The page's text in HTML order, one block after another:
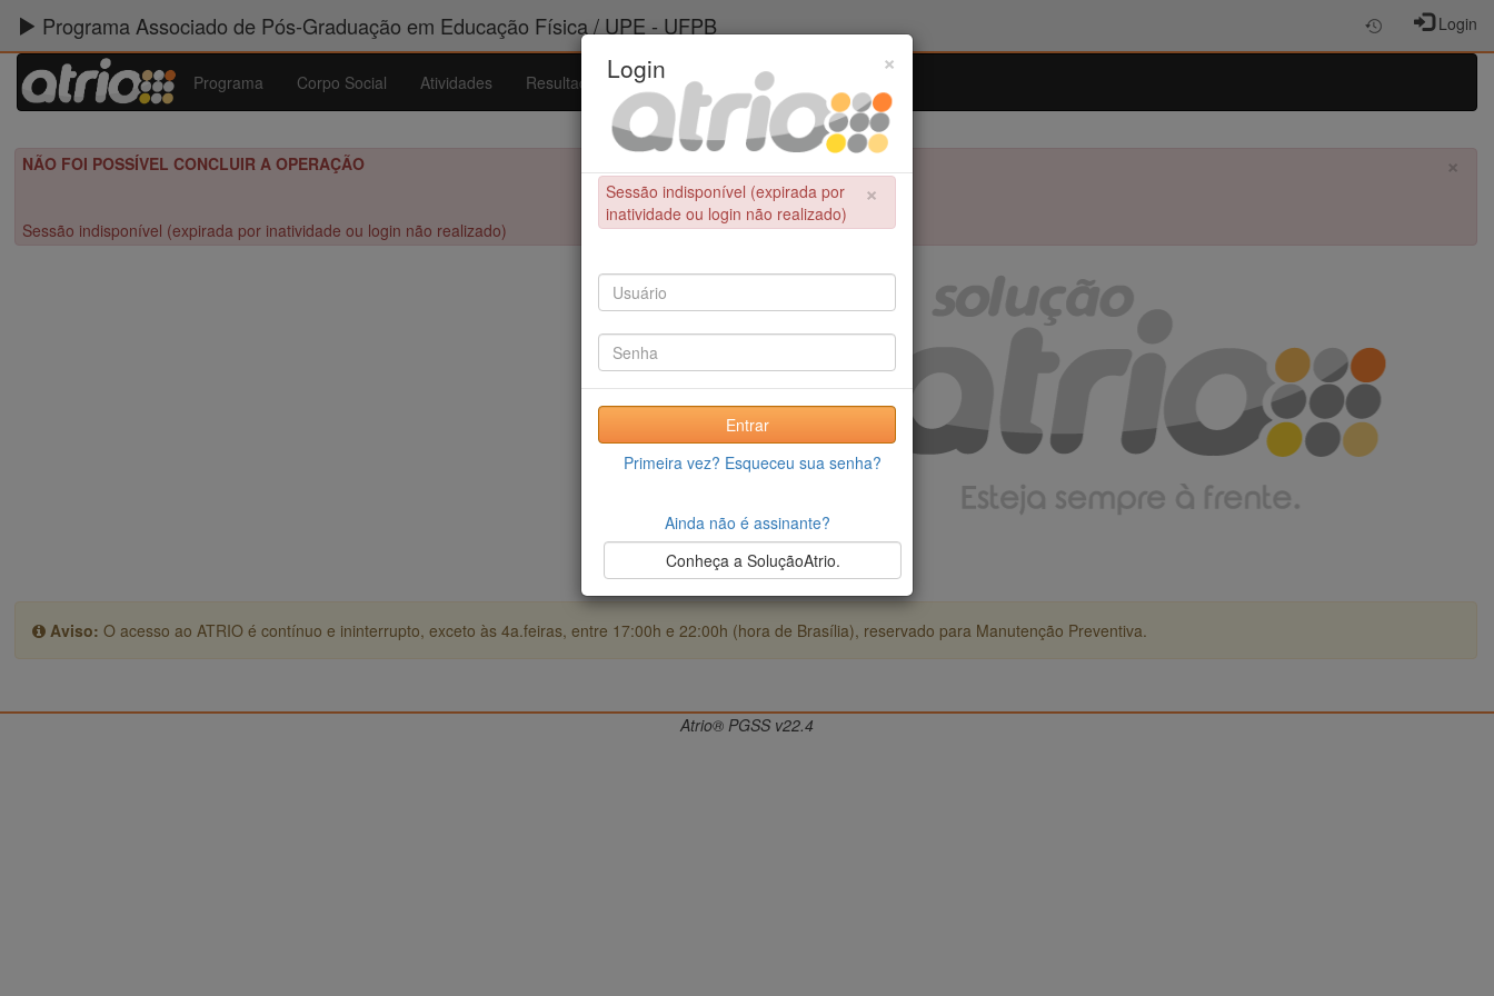
Programa Associado de Pós-Graduação em Educação Física / UPE - UFPB Login
Programa Corpo Social Atividades Resultados Admissão Ferramentas
×
NÃO FOI POSSÍVEL CONCLUIR A OPERAÇÃO
Sessão indisponível (expirada por inatividade ou login não realizado)
Aviso: O acesso ao ATRIO é contínuo e ininterrupto, exceto às 4a.feiras, entre 17:00h e 22:00h (hora de Brasília), reservado para Manutenção Preventiva.
×
Login
×
Sessão indisponível (expirada por
inatividade ou login não realizado)
Entrar
Primeira vez? Esqueceu sua senha?
Ainda não é assinante?
Conheça a SoluçãoAtrio.
Atrio® PGSS v22.4